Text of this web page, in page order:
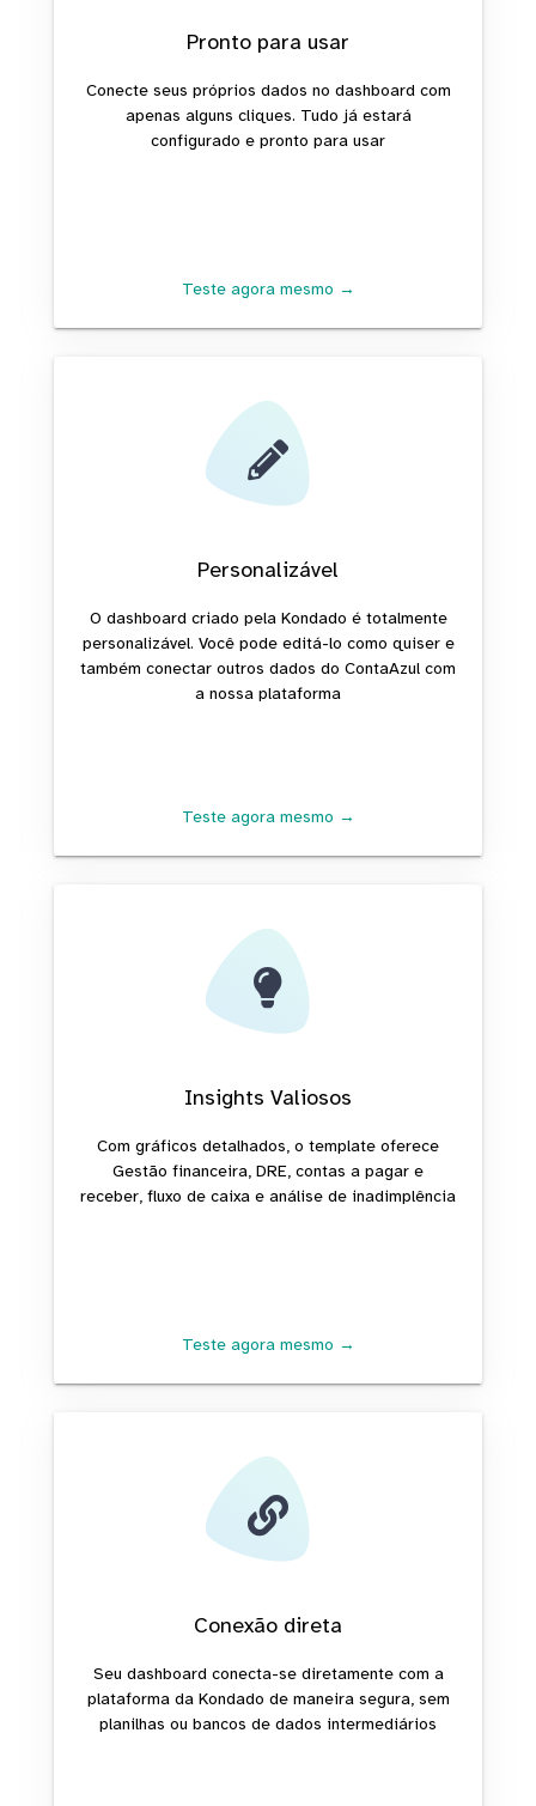
Pronto para usar
Conecte seus próprios dados no dashboard com
apenas alguns cliques. Tudo já estará
configurado e pronto para usar
Teste agora mesmo →
Personalizável
O dashboard criado pela Kondado é totalmente
personalizável. Você pode editá-lo como quiser e
também conectar outros dados do ContaAzul com
a nossa plataforma
Teste agora mesmo →
Insights Valiosos
Com gráficos detalhados, o template oferece
Gestão financeira, DRE, contas a pagar e
receber, fluxo de caixa e análise de inadimplência
Teste agora mesmo →
Conexão direta
Seu dashboard conecta-se diretamente com a
plataforma da Kondado de maneira segura, sem
planilhas ou bancos de dados intermediários